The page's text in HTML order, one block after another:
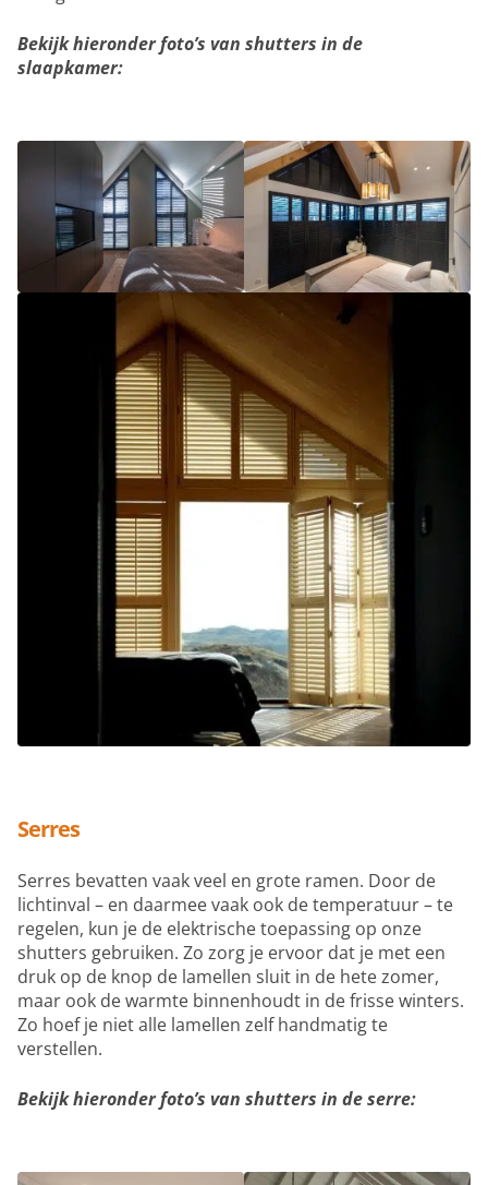
Bekijk hieronder foto’s van shutters in de
slaapkamer:
Serres
Serres bevatten vaak veel en grote ramen. Door de
lichtinval – en daarmee vaak ook de temperatuur – te
regelen, kun je de elektrische toepassing op onze
shutters gebruiken. Zo zorg je ervoor dat je met een
druk op de knop de lamellen sluit in de hete zomer,
maar ook de warmte binnenhoudt in de frisse winters.
Zo hoef je niet alle lamellen zelf handmatig te
verstellen.
Bekijk hieronder foto’s van shutters in de serre: